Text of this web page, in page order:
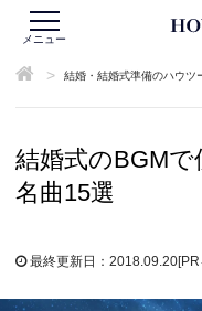
メニュー
> 結婚・結婚式準備のハウツ
結婚式のBGM
名曲15選
最終更新日：2018.09.20